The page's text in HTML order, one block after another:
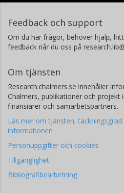
Feedback och support
Om du har frågor, behöver hjälp,
feedback når du oss på
Om tjänsten
Research.chalmers.se innehåller
Chalmers, publikationer och
finansiärer och samarbetspartners.
Läs mer om tjänsten,
informationen
Personuppgifter och cookies
Tillgänglighet
Bibliografibearbetning